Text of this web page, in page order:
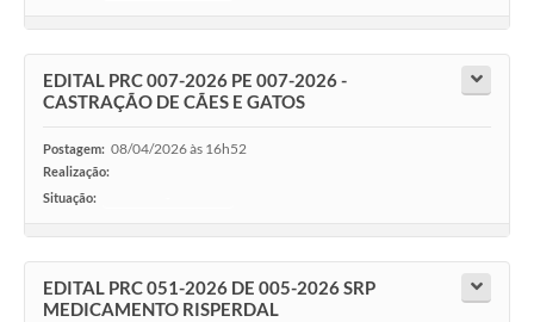
EDITAL PRC 007-2026 PE 007-2026 -
CASTRAÇÃO DE CÃES E GATOS
Postagem: 08/04/2026 às 16h52
Realização:
Situação:
EDITAL PRC 051-2026 DE 005-2026 SRP
MEDICAMENTO RISPERDAL